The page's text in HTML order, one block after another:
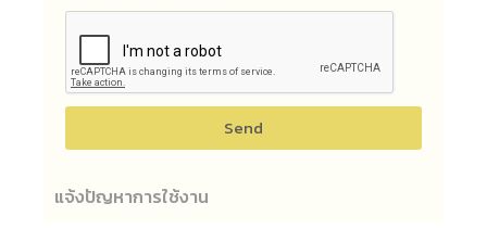
Send
แจ้งปัญหาการใช้งาน